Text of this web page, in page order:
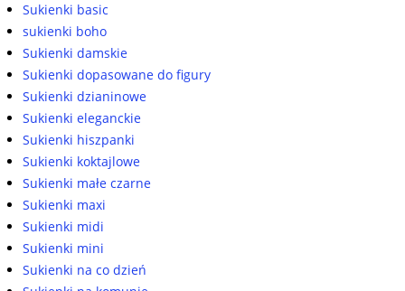
Sukienki basic
sukienki boho
Sukienki damskie
Sukienki dopasowane do figury
Sukienki dzianinowe
Sukienki eleganckie
Sukienki hiszpanki
Sukienki koktajlowe
Sukienki małe czarne
Sukienki maxi
Sukienki midi
Sukienki mini
Sukienki na co dzień